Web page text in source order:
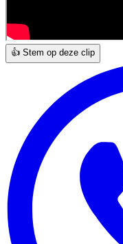
👍 Stem op deze clip